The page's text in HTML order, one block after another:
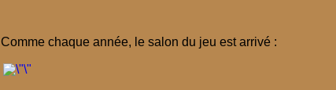
Comme chaque année, le salon du jeu est arrivé :